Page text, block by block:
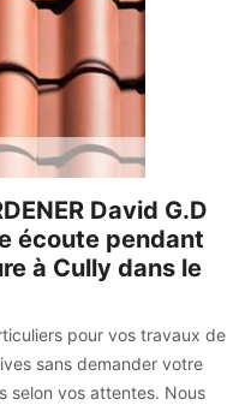
David G.D
écoute pendant
à Cully dans le
pour vos travaux de
sans demander votre
selon vos attentes. Nous